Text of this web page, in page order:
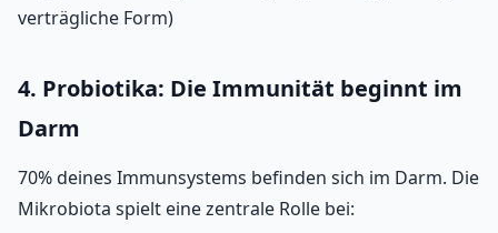
verträgliche Form)
4. Probiotika: Die Immunität beginnt im
Darm
70% deines Immunsystems befinden sich im Darm. Die
Mikrobiota spielt eine zentrale Rolle bei: